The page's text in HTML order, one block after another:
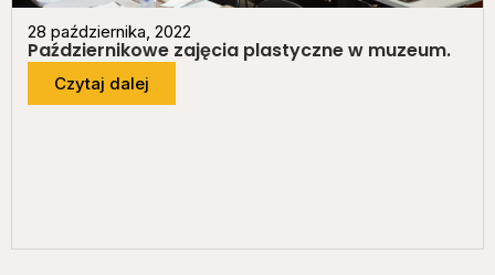
28 października, 2022
Październikowe zajęcia plastyczne w muzeum.
Czytaj dalej